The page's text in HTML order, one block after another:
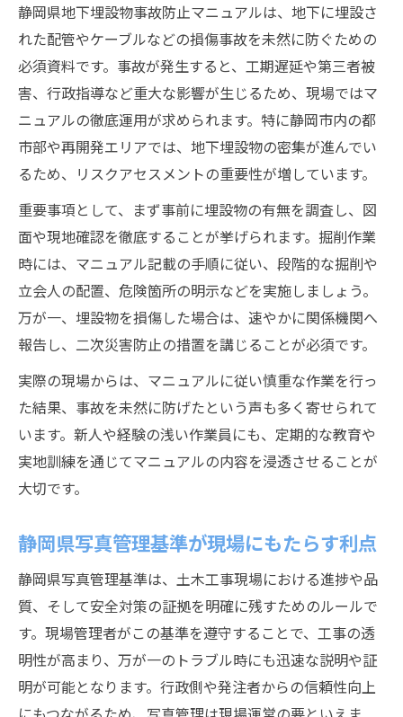
静岡県地下埋設物事故防止マニュアルは、地下に埋設さ
れた配管やケーブルなどの損傷事故を未然に防ぐための
必須資料です。事故が発生すると、工期遅延や第三者被
害、行政指導など重大な影響が生じるため、現場ではマ
ニュアルの徹底運用が求められます。特に静岡市内の都
市部や再開発エリアでは、地下埋設物の密集が進んでい
るため、リスクアセスメントの重要性が増しています。
重要事項として、まず事前に埋設物の有無を調査し、図
面や現地確認を徹底することが挙げられます。掘削作業
時には、マニュアル記載の手順に従い、段階的な掘削や
立会人の配置、危険箇所の明示などを実施しましょう。
万が一、埋設物を損傷した場合は、速やかに関係機関へ
報告し、二次災害防止の措置を講じることが必須です。
実際の現場からは、マニュアルに従い慎重な作業を行っ
た結果、事故を未然に防げたという声も多く寄せられて
います。新人や経験の浅い作業員にも、定期的な教育や
実地訓練を通じてマニュアルの内容を浸透させることが
大切です。
静岡県写真管理基準が現場にもたらす利点
静岡県写真管理基準は、土木工事現場における進捗や品
質、そして安全対策の証拠を明確に残すためのルールで
す。現場管理者がこの基準を遵守することで、工事の透
明性が高まり、万が一のトラブル時にも迅速な説明や証
明が可能となります。行政側や発注者からの信頼性向上